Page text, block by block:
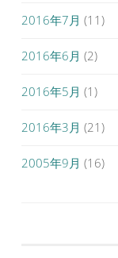
2016年7月 (11)
2016年6月 (2)
2016年5月 (1)
2016年3月 (21)
2005年9月 (16)